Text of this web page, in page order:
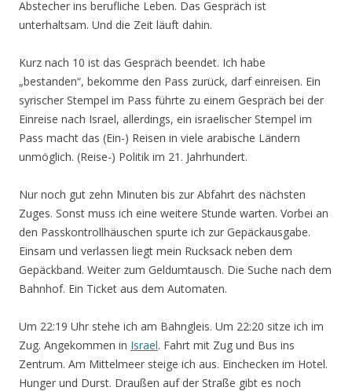
Abstecher ins berufliche Leben. Das Gespräch ist
unterhaltsam. Und die Zeit läuft dahin.
Kurz nach 10 ist das Gespräch beendet. Ich habe
„bestanden“, bekomme den Pass zurück, darf einreisen. Ein
syrischer Stempel im Pass führte zu einem Gespräch bei der
Einreise nach Israel, allerdings, ein israelischer Stempel im
Pass macht das (Ein-) Reisen in viele arabische Ländern
unmöglich. (Reise-) Politik im 21. Jahrhundert.
Nur noch gut zehn Minuten bis zur Abfahrt des nächsten
Zuges. Sonst muss ich eine weitere Stunde warten. Vorbei an
den Passkontrollhäuschen spurte ich zur Gepäckausgabe.
Einsam und verlassen liegt mein Rucksack neben dem
Gepäckband. Weiter zum Geldumtausch. Die Suche nach dem
Bahnhof. Ein Ticket aus dem Automaten.
Um 22:19 Uhr stehe ich am Bahngleis. Um 22:20 sitze ich im
Zug. Angekommen in Israel. Fahrt mit Zug und Bus ins
Zentrum. Am Mittelmeer steige ich aus. Einchecken im Hotel.
Hunger und Durst. Draußen auf der Straße gibt es noch